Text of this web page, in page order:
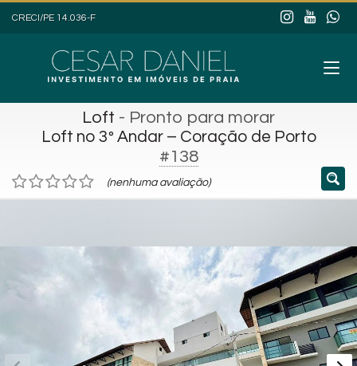
CRECI/PE 14.036-F
Loft - Pronto para morar
Loft no 3º Andar – Coração de Porto
#138
(nenhuma avaliação)